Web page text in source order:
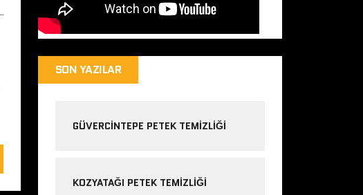
SON YAZILAR
GÜVERCINTEPE PETEK TEMIZLIĞI
KOZYATAĞI PETEK TEMIZLIĞI